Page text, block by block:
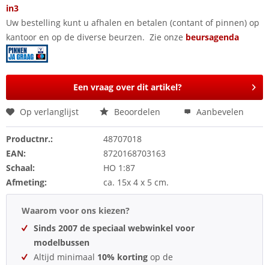
in3
Uw bestelling kunt u afhalen en betalen (contant of pinnen) op
kantoor en op de diverse beurzen. Zie onze beursagenda
Een vraag over dit artikel?
Op verlanglijst Beoordelen Aanbevelen
Productnr.:
48707018
EAN:
8720168703163
Schaal:
HO 1:87
Afmeting:
ca. 15x 4 x 5 cm.
Waarom voor ons kiezen?
Sinds 2007 de speciaal webwinkel voor
modelbussen
Altijd minimaal 10% korting op de